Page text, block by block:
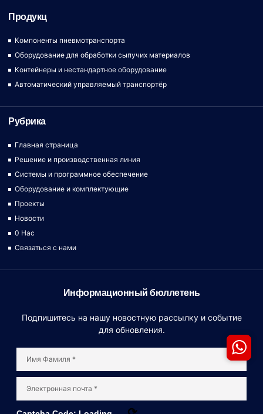
Продукц
Компоненты пневмотранспорта
Оборудование для обработки сыпучих материалов
Контейнеры и нестандартное оборудование
Автоматический управляемый транспортёр
Рубрика
Главная страница
Решение и производственная линия
Системы и программное обеспечение
Оборудование и комплектующие
Проекты
Новости
0 Hac
Связаться с нами
Информационный бюллетень
Подпишитесь на нашу новостную рассылку и событие
для обновления.